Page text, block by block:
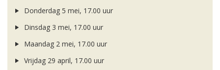
Donderdag 5 mei, 17.00 uur
Dinsdag 3 mei, 17.00 uur
Maandag 2 mei, 17.00 uur
Vrijdag 29 april, 17.00 uur